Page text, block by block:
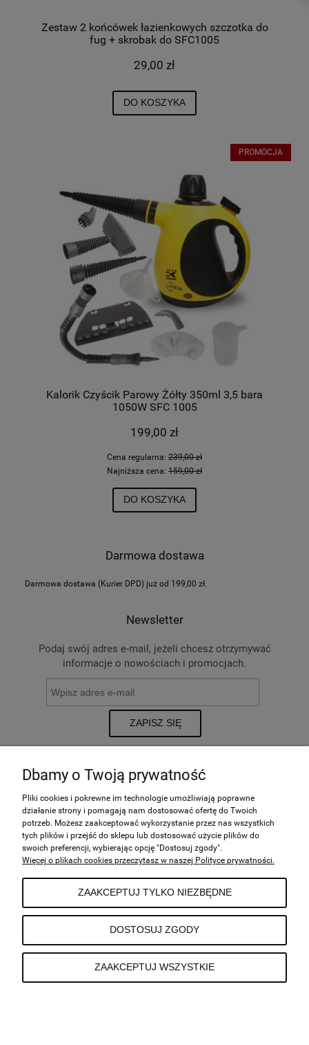
Zestaw 2 końcówek łazienkowych szczotka do
fug + skrobak do SFC1005
29,00 zł
DO KOSZYKA
Kalorik Czyścik Parowy Żółty 350ml 3,5 bara
1050W SFC 1005
199,00 zł
Cena regularna: 239,00 zł
Najniższa cena: 159,00 zł
DO KOSZYKA
PROMOCJA
Darmowa dostawa
Darmowa dostawa (Kurier DPD) już od 199,00 zł.
Newsletter
Podaj swój adres e-mail, jeżeli chcesz otrzymywać
informacje o nowościach i promocjach.
ZAPISZ SIĘ
POMOC
MOJE KONTO
INFORMACJE
O NAS
Dbamy o Twoją prywatność
Pliki cookies i pokrewne im technologie umożliwiają poprawne
działanie strony i pomagają nam dostosować ofertę do Twoich
potrzeb. Możesz zaakceptować wykorzystanie przez nas wszystkich
tych plików i przejść do sklepu lub dostosować użycie plików do
swoich preferencji, wybierając opcję "Dostosuj zgody".
Więcej o plikach cookies przeczytasz w naszej Polityce prywatności.
ZAAKCEPTUJ TYLKO NIEZBĘDNE
DOSTOSUJ ZGODY
ZAAKCEPTUJ WSZYSTKIE